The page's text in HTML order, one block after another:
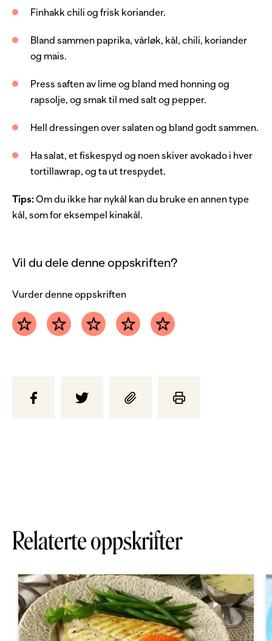
2 ss
honning
salt
Finhakk chili og frisk koriander.
Bland sammen paprika, vårløk, kål, chili, koriander
og mais.
Press saften av lime og bland med honning og
rapsolje, og smak til med salt og pepper.
Hell dressingen over salaten og bland godt sammen.
Ha salat, et fiskespyd og noen skiver avokado i hver
tortillawrap, og ta ut trespydet.
Tips: Om du ikke har nykål kan du bruke en annen type
kål, som for eksempel kinakål.
Vil du dele denne oppskriften?
Vurder denne oppskriften
Relaterte oppskrifter